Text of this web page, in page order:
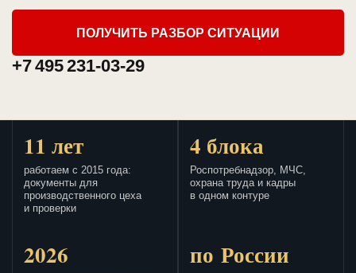
ПОЛУЧИТЬ РАЗБОР СИТУАЦИИ
+7 495 231-03-29
11 лет
работаем с 2015 года:
документы для
производственного цеха
и проверки
4 блока
Роспотребнадзор, МЧС,
охрана труда и кадры
в одном контуре
2026 по России